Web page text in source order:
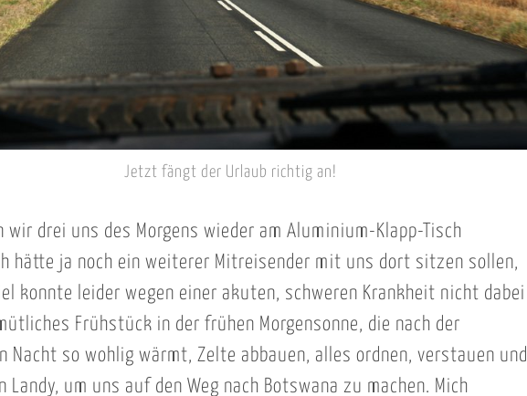
Jetzt fängt der Urlaub richtig an!
wir drei uns des Morgens wieder am Aluminium-Klapp-Tisch
hätte ja noch ein weiterer Mitreisender mit uns dort sitzen sollen,
konnte leider wegen einer akuten, schweren Krankheit nicht dabei
Frühstück in der frühen Morgensonne, die nach der
Nacht so wohlig wärmt, Zelte abbauen, alles ordnen, verstauen und
Landy, um uns auf den Weg nach Botswana zu machen. Mich